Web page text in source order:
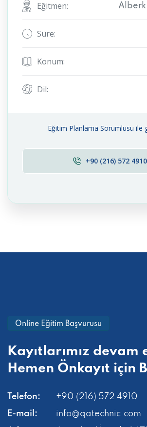
Eğitmen: Alberk
Süre:
Konum:
Dil:
Eğitim Planlama Sorumlusu ile
+90 (216) 572 4910
Online Eğitim Başvurusu
Kayıtlarımız devam
Hemen Önkayıt için
Telefon:
+90 (216) 572 4910
E-mail:
info@qatechnic.com